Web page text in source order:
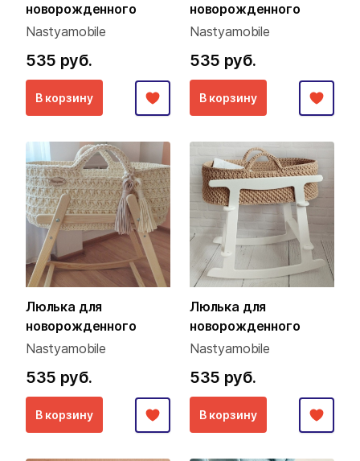
новорожденного
Nastyamobile
535 руб.
В корзину
новорожденного
Nastyamobile
535 руб.
В корзину
Люлька для
новорожденного
Nastyamobile
535 руб.
В корзину
Люлька для
новорожденного
Nastyamobile
535 руб.
В корзину